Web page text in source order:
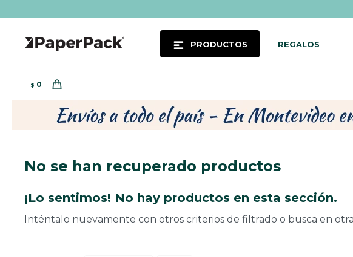
PRODUCTOS REGALOS
$ 0
No se han recuperado productos
¡Lo sentimos! No hay productos en esta sección.
Inténtalo nuevamente con otros criterios de filtrado o busca en